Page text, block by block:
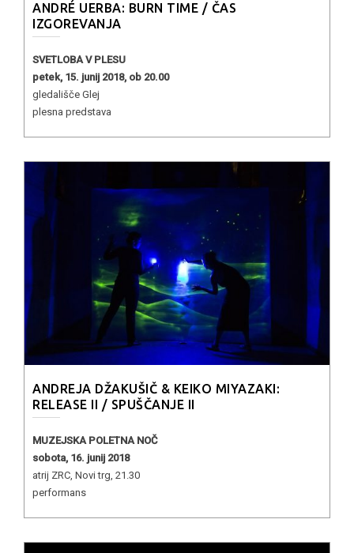
ANDRÉ UERBA: BURN TIME / ČAS
IZGOREVANJA
SVETLOBA V PLESU
petek, 15. junij 2018, ob 20.00
gledališče Glej
plesna predstava
ANDREJA DŽAKUŠIČ & KEIKO MIYAZAKI:
RELEASE II / SPUŠČANJE II
MUZEJSKA POLETNA NOČ
sobota, 16. junij 2018
atrij ZRC, Novi trg, 21.30
performans